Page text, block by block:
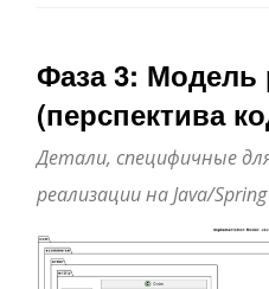
Фаза 3: Модель
(перспектива
Детали, специфичные
реализации на Java/